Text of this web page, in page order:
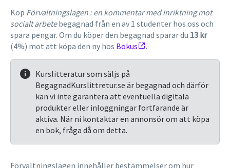
Köp Förvaltningslagen : en kommentar med inriktning mot
socialt arbetebegagnad från en av 1 studenter hos oss och
spara pengar. Om du köper den begagnad sparar du 13 kr
(4%) mot att köpa den ny hos Bokus .
Kurslitteratur som säljs på
BegagnadKurslittretur.se är begagnad och därför
kan vi inte garantera att eventuella digitala
produkter eller inloggningar fortfarande är
aktiva. När ni kontaktar en annonsör om att köpa
en bok, fråga då om detta.
Förvaltningslagen innehåller bestämmelser om hur